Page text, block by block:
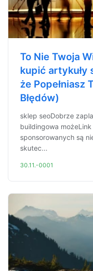
To Nie Twoja
kupić artykuły
że Popełniasz
Błędów)
sklep seoDobrze
buildingowa
sponsorowanych są
skutec...
30.11.-0001